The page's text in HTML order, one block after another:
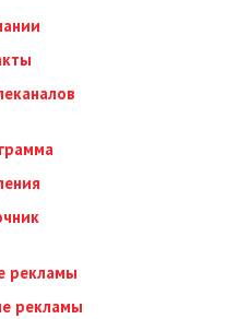
рекламы
рекламы